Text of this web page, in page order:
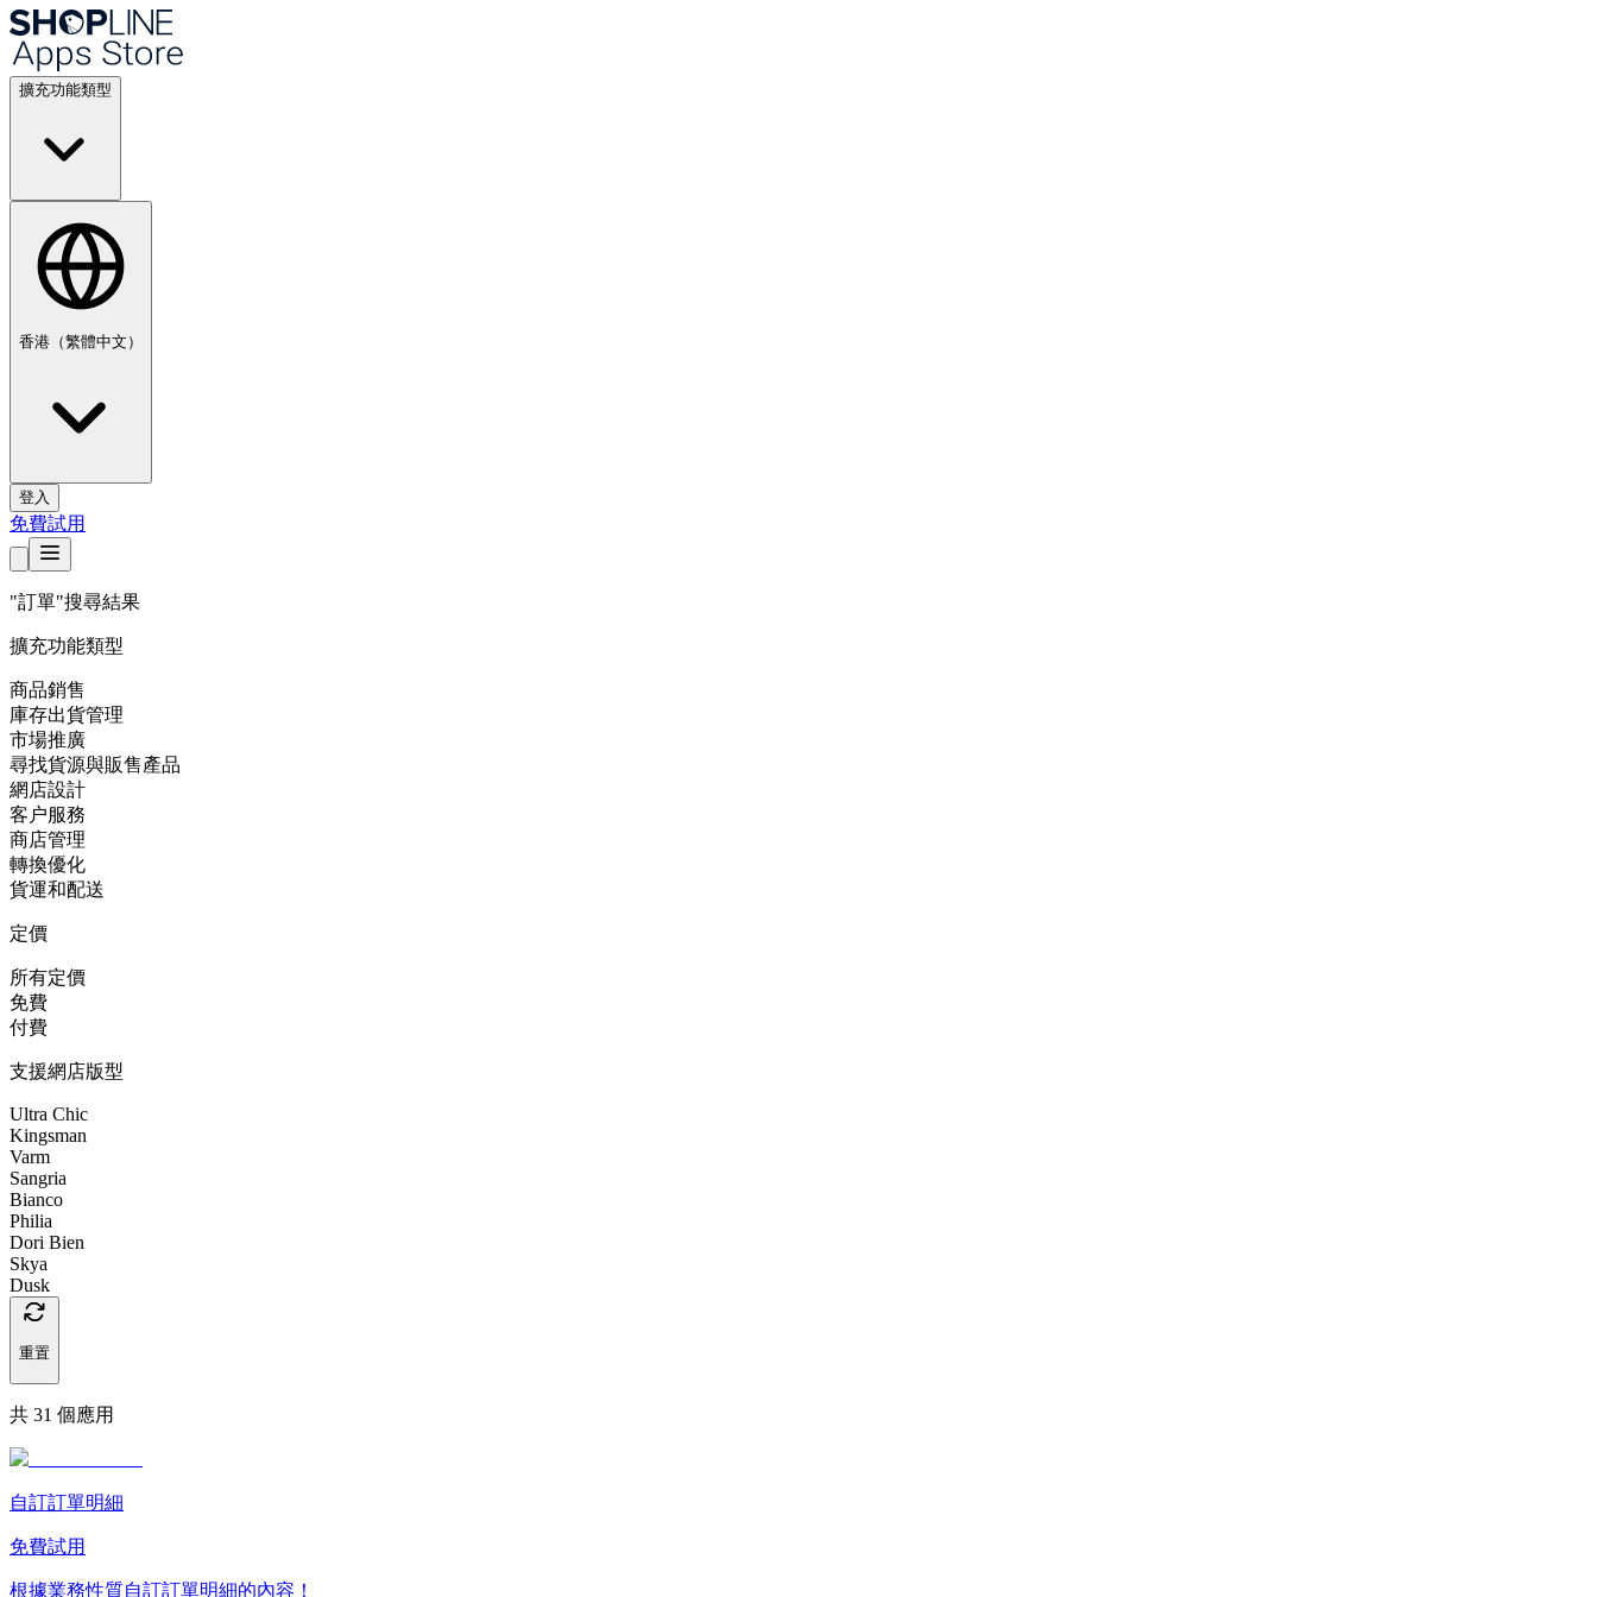
擴充功能類型
香港（繁體中文）
登入
免費試用
"訂單"搜尋結果
擴充功能類型
商品銷售
庫存出貨管理
市場推廣
尋找貨源與販售產品
網店設計
客户服務
商店管理
轉換優化
貨運和配送
定價
所有定價
免費
付費
支援網店版型
Ultra Chic
Kingsman
Varm
Sangria
Bianco
Philia
Dori Bien
Skya
Dusk
重置
共 31 個應用
自訂訂單明細
免費試用
根據業務性質自訂訂單明細的內容！